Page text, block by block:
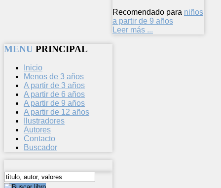
Recomendado para niños
a partir de 9 años
Leer más ...
MENU PRINCIPAL
Inicio
Menos de 3 años
A partir de 3 años
A partir de 6 años
A partir de 9 años
A partir de 12 años
Ilustradores
Autores
Contacto
Buscador